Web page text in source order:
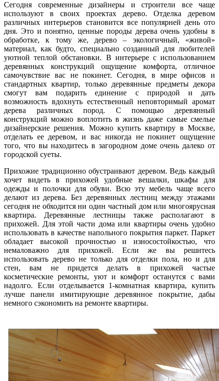
Сегодня современные дизайнеры и строители все чаще
используют в своих проектах дерево. Отделка деревом
различных интерьеров становится все популярней день ото
дня. Это и понятно, ценные породы дерева очень удобны в
обработке, к тому же, дерево – экологичный, «живой»
материал, как будто, специально созданный для любителей
уютной теплой обстановки. В интерьере с использованием
деревянных конструкций ощущение комфорта, отличное
самочувствие вас не покинет. Сегодня, в мире офисов и
стандартных квартир, только деревянные предметы декора
смогут вам подарить единение с природой и дать
возможность вдохнуть естественный неповторимый аромат
дерева различных пород. С помощью деревянный
конструкций можно воплотить в жизнь даже самые смелые
дизайнерские решения. Можно купить квартиру в Москве,
отделать ее деревом, и вас никогда не покинет ощущение
того, что вы находитесь в загородном доме очень далеко от
городской суеты.
Прихожие традиционно обустраивают деревом. Ведь каждый
хочет видеть в прихожей удобные вешалки, шкафы для
одежды и полочки для обуви. Всю эту мебель чаще всего
делают из дерева. Без деревянных лестниц между этажами
сегодня не обходится ни один частный дом или многоярусная
квартира. Деревянные лестницы также располагают в
прихожей. Для этой части дома или квартиры очень удобно
использовать в качестве напольного покрытия паркет. Паркет
обладает высокой прочностью и износостойкостью, что
немаловажно для прихожей. Если же вы решитесь
использовать дерево не только для отделки пола, но и для
стен, вам не придется делать в прихожей частые
косметические ремонты, уют и комфорт останутся с вами
надолго. Если отделывается 1-комнатная квартира, купить
лучше панели имитирующие деревянное покрытие, дабы
немного сэкономить на ремонте квартиры.